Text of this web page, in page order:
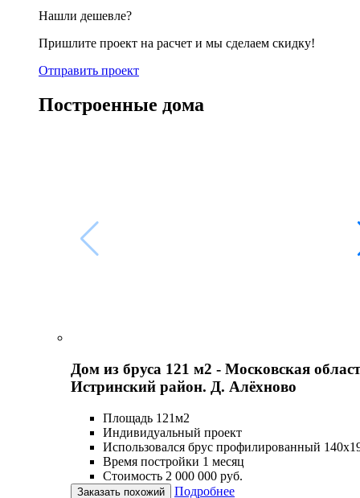
Нашли дешевле?
Пришлите проект на расчет и мы сделаем скидку!
Отправить проект
Построенные дома
Дом из бруса 121 м2 - Московская
Истринский район. Д. Алёхново
Площадь 121м2
Индивидуальный проект
Использовался брус профилированный
Время постройки 1 месяц
Стоимость 2 000 000 руб.
Заказать похожий Подробнее